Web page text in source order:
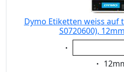
Dymo Etiketten weiss auf
S0720600),
Eigenschaft: